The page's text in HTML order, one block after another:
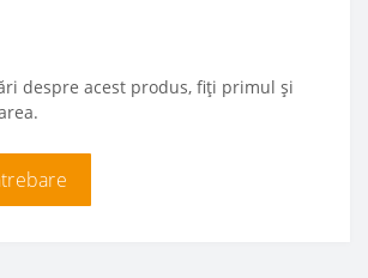
despre acest produs, fiți primul și